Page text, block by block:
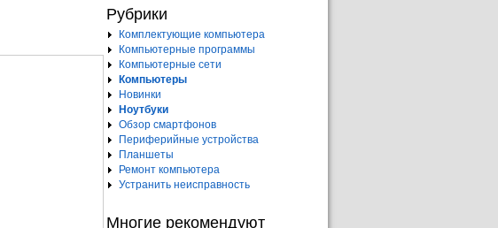
Рубрики
Комплектующие компьютера
Компьютерные программы
Компьютерные сети
Компьютеры
Новинки
Ноутбуки
Обзор смартфонов
Периферийные устройства
Планшеты
Ремонт компьютера
Устранить неисправность
Многие рекомендуют